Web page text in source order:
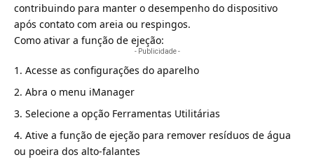
contribuindo para manter o desempenho do dispositivo
após contato com areia ou respingos.
Como ativar a função de ejeção:
- Publicidade -
Acesse as configurações do aparelho
Abra o menu iManager
Selecione a opção Ferramentas Utilitárias
Ative a função de ejeção para remover resíduos de água
ou poeira dos alto-falantes